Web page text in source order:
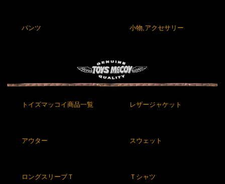
パンツ 小物,アクセサリー
トイズマッコイ商品一覧 レザージャケット
アウター スウェット
ロングスリーブＴ Ｔシャツ